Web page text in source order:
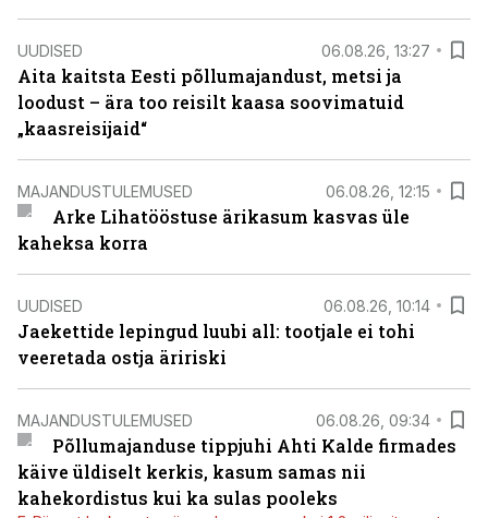
UUDISED 06.08.26, 13:27
Aita kaitsta Eesti põllumajandust, metsi ja
loodust – ära too reisilt kaasa soovimatuid
„kaasreisijaid“
MAJANDUSTULEMUSED 06.08.26, 12:15
Arke Lihatööstuse ärikasum kasvas üle
kaheksa korra
UUDISED 06.08.26, 10:14
Jaekettide lepingud luubi all: tootjale ei tohi
veeretada ostja äririski
MAJANDUSTULEMUSED 06.08.26, 09:34
Põllumajanduse tippjuhi Ahti Kalde firmades
käive üldiselt kerkis, kasum samas nii
kahekordistus kui ka sulas pooleks